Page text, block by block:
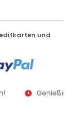
und
Genießen